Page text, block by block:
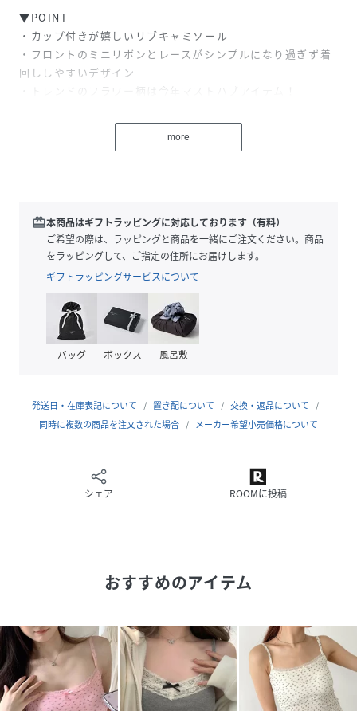
▼POINT
・カップ付きが嬉しいリブキャミソール
・フロントのミニリボンとレースがシンプルになり過ぎず着
回ししやすいデザイン
・トレンドのフラワー柄は今年マストハブアイテム！
・ウエストインしやすい長さなので羽織りのインナーにもお
りの1枚が見つかるはず…★
▼STYLING
デザイン性のあるアイテムなので一枚で着ても、上からシャ
ツやカーディガンを羽織って
トップスとして着ても垢ぬけたコーデが完成します◎
胸元の開いたトップスやワンピースのインナーとしてチラ見
せするのもおすすめです。
身幅33.5cm×総丈45.5cm
カラバリ無地花柄小花柄レース伸縮性トレンド春夏レディー
スインナー透けにくい
あなたの毎日をもっと楽しく、もっと可愛く。
※ご覧のモニター・撮影環境により実際の商品と多少色味が
異なって見える場合がございます。
予めご了承をお願いいたします。
model：156cm/骨格ウェーブ/着用サイズ：FREE
more
redeem本商品はギフトラッピングに対応しております（有料）
ご希望の際は、ラッピングと商品を一緒にご注文ください。商品
をラッピングして、ご指定の住所にお届けします。
ギフトラッピングサービスについて
バッグ ボックス 風呂敷
発送日・在庫表記について 置き配について
交換・返品について
同時に複数の商品を注文された場合
メーカー希望小売価格について
シェア ROOMに投稿
おすすめのアイテム